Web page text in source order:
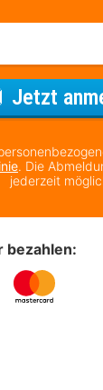
Jetzt
. Die
jederzeit
bezahlen: